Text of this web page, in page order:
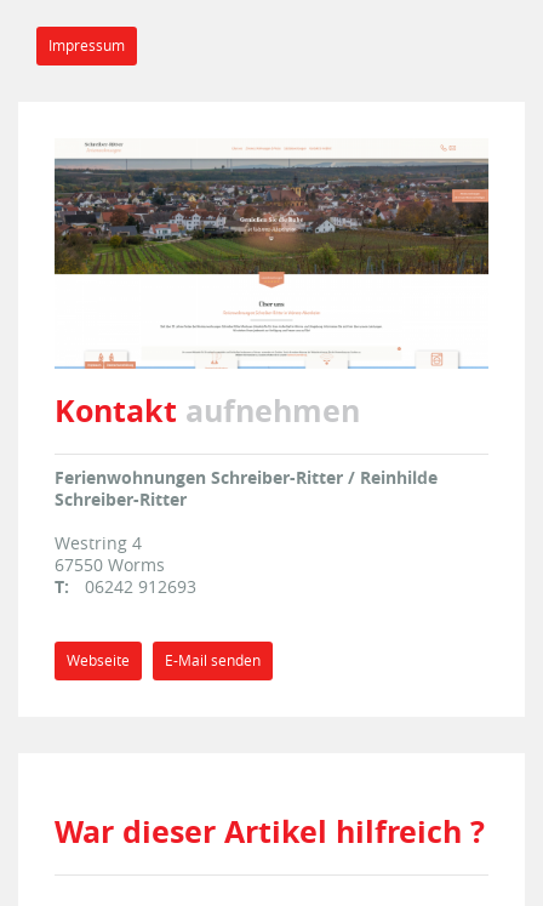
Impressum
Kontakt aufnehmen
Ferienwohnungen Schreiber-Ritter / Reinhilde
Schreiber-Ritter
Westring 4
67550 Worms
T:
06242 912693
Webseite E-Mail senden
War dieser Artikel hilfreich ?